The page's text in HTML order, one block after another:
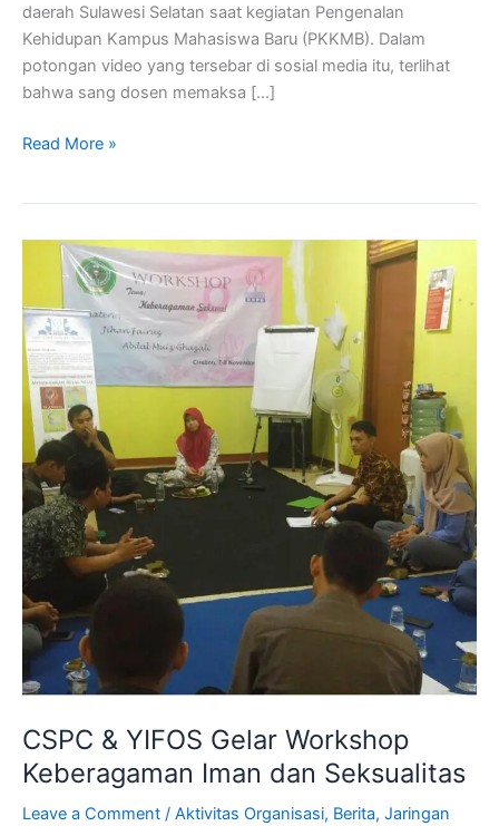
daerah Sulawesi Selatan saat kegiatan Pengenalan
Kehidupan Kampus Mahasiswa Baru (PKKMB). Dalam
potongan video yang tersebar di sosial media itu, terlihat
bahwa sang dosen memaksa […]
Read More »
CSPC & YIFOS Gelar Workshop
Keberagaman Iman dan Seksualitas
Leave a Comment / Aktivitas Organisasi, Berita, Jaringan
CSPC
YIFOS
Gelar
Workshop
Keberagaman
Iman
dan
Seksualitas